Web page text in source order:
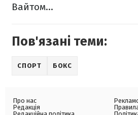
Вайтом…
Пов'язані теми:
СПОРТ БОКС
Про нас
Редакція